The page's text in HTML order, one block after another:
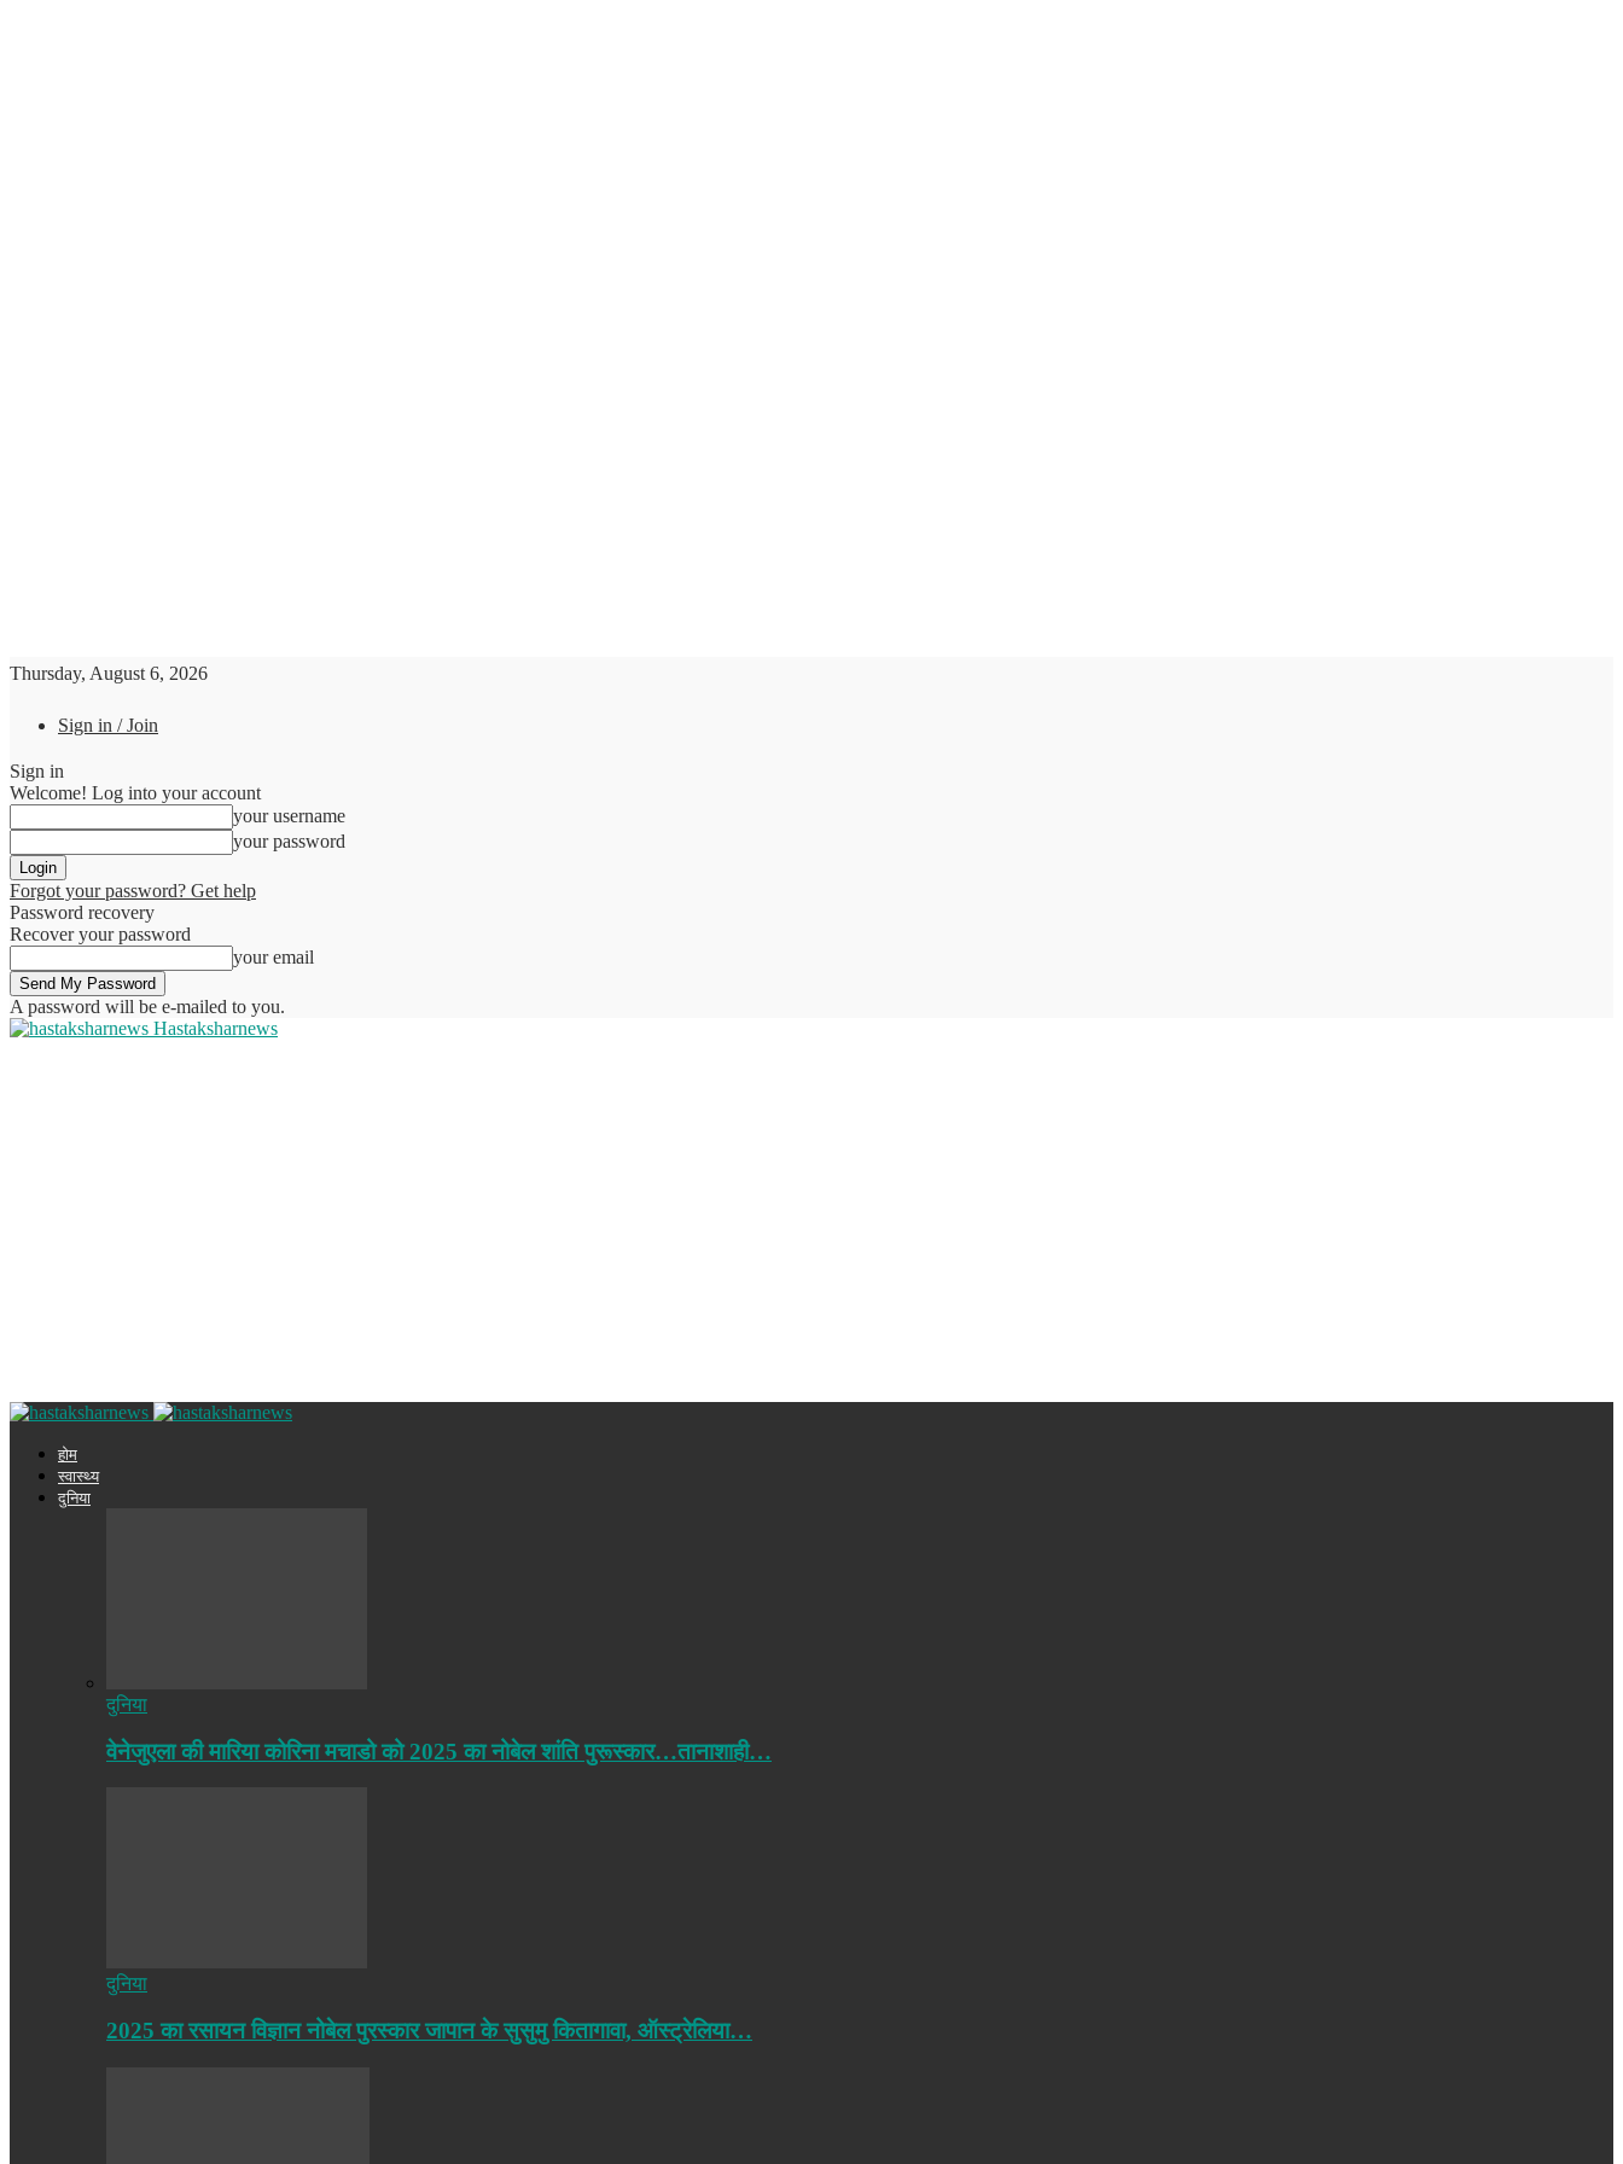
Thursday, August 6, 2026
Sign in / Join
Sign in
Welcome! Log into your account
your username
your password
Forgot your password? Get help
Password recovery
Recover your password
your email
A password will be e-mailed to you.
Hastaksharnews
होम
स्वास्थ्य
दुनिया
दुनिया
वेनेजुएला की मारिया कोरिना मचाडो को 2025 का नोबेल शांति पुरूस्कार…तानाशाही…
दुनिया
2025 का रसायन विज्ञान नोबेल पुरस्कार जापान के सुसुमु कितागावा, ऑस्ट्रेलिया…